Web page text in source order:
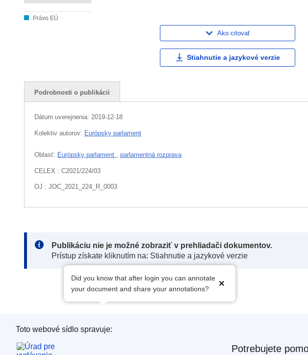
Právo EÚ
Ako citovať
Stiahnutie a jazykové verzie
Podrobnosti o publikácii
Dátum uverejnenia: 2019-12-18
Kolektiv autorov: Európsky parlament
Oblasť: Európsky parlament , parlamentná rozprava
CELEX : C2021/224/03
OJ : JOC_2021_224_R_0003
Note:
Publikáciu nie je možné zobraziť v prehliadači dokumentov.
Prístup získate kliknutím na: Stiahnutie a jazykové verzie
Did you know that after login you can annotate
your document and share your annotations?
Úrad pre vydávanie publikácií Európskej únie
Toto webové sídlo spravuje:
Potrebujete